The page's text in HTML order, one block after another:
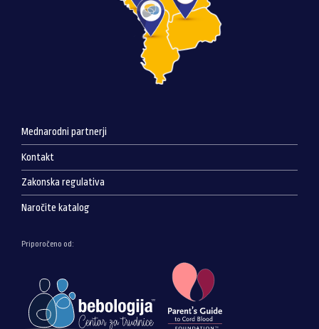
Mednarodni partnerji
Kontakt
Zakonska regulativa
Naročite katalog
Priporočeno od: